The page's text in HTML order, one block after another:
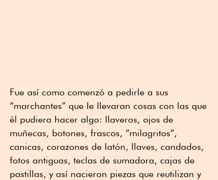
Fue así como comenzó a pedirle a sus
“marchantes” que le llevaran cosas con las que
él pudiera hacer algo: llaveros, ojos de
muñecas, botones, frascos, “milagritos”,
canicas, corazones de latón, llaves, candados,
fotos antiguas, teclas de sumadora, cajas de
pastillas, y así nacieron piezas que reutilizan y